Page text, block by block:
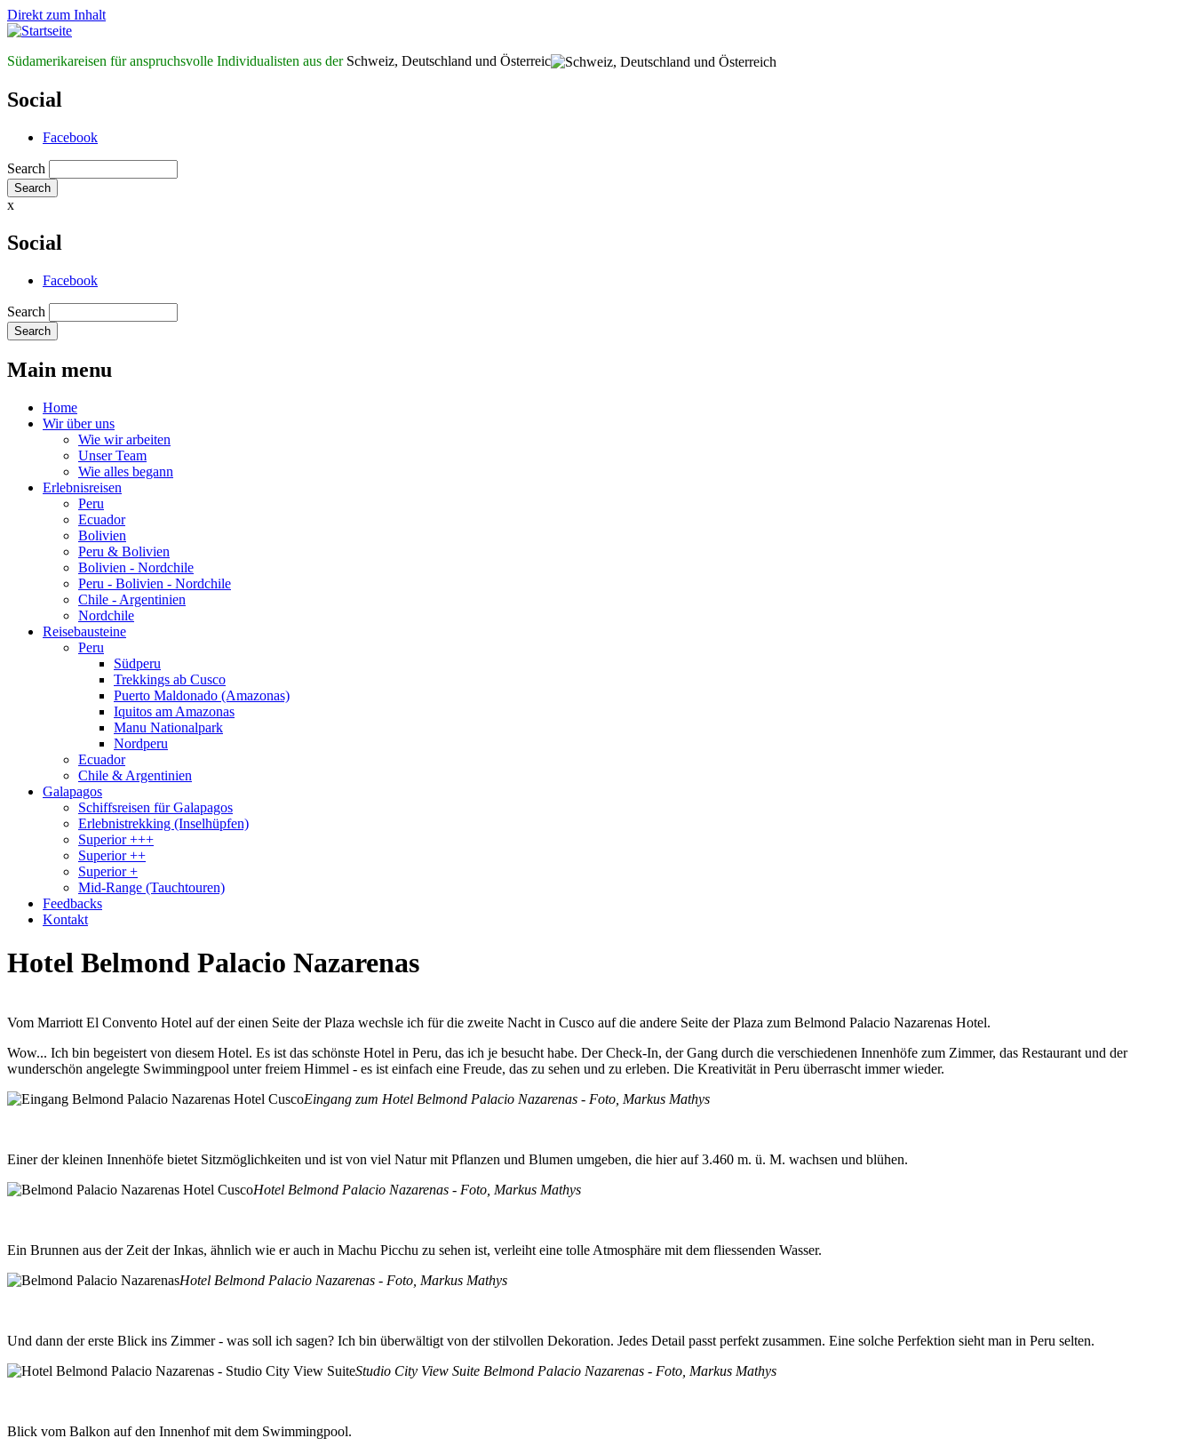
Direkt zum Inhalt
Südamerikareisen für anspruchsvolle Individualisten aus der Schweiz, Deutschland und Österreic
Social
Facebook
Search
x
Social
Facebook
Search
Main menu
Home
Wir über uns
Wie wir arbeiten
Unser Team
Wie alles begann
Erlebnisreisen
Peru
Ecuador
Bolivien
Peru & Bolivien
Bolivien - Nordchile
Peru - Bolivien - Nordchile
Chile - Argentinien
Nordchile
Reisebausteine
Peru
Südperu
Trekkings ab Cusco
Puerto Maldonado (Amazonas)
Iquitos am Amazonas
Manu Nationalpark
Nordperu
Ecuador
Chile & Argentinien
Galapagos
Schiffsreisen für Galapagos
Erlebnistrekking (Inselhüpfen)
Superior +++
Superior ++
Superior +
Mid-Range (Tauchtouren)
Feedbacks
Kontakt
Hotel Belmond Palacio Nazarenas
Vom Marriott El Convento Hotel auf der einen Seite der Plaza wechsle ich für die zweite Nacht in Cusco auf die andere Seite der Plaza zum Belmond Palacio Nazarenas Hotel.
Wow... Ich bin begeistert von diesem Hotel. Es ist das schönste Hotel in Peru, das ich je besucht habe. Der Check-In, der Gang durch die verschiedenen Innenhöfe zum Zimmer, das Restaurant und der
wunderschön angelegte Swimmingpool unter freiem Himmel - es ist einfach eine Freude, das zu sehen und zu erleben. Die Kreativität in Peru überrascht immer wieder.
Eingang zum Hotel Belmond Palacio Nazarenas - Foto, Markus Mathys
Einer der kleinen Innenhöfe bietet Sitzmöglichkeiten und ist von viel Natur mit Pflanzen und Blumen umgeben, die hier auf 3.460 m. ü. M. wachsen und blühen.
Hotel Belmond Palacio Nazarenas - Foto, Markus Mathys
Ein Brunnen aus der Zeit der Inkas, ähnlich wie er auch in Machu Picchu zu sehen ist, verleiht eine tolle Atmosphäre mit dem fliessenden Wasser.
Hotel Belmond Palacio Nazarenas - Foto, Markus Mathys
Und dann der erste Blick ins Zimmer - was soll ich sagen? Ich bin überwältigt von der stilvollen Dekoration. Jedes Detail passt perfekt zusammen. Eine solche Perfektion sieht man in Peru selten.
Studio City View Suite Belmond Palacio Nazarenas - Foto, Markus Mathys
Blick vom Balkon auf den Innenhof mit dem Swimmingpool.